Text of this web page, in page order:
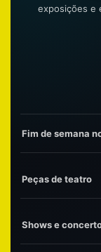
exposições e
Fim de semana
Peças de teatro
Shows e